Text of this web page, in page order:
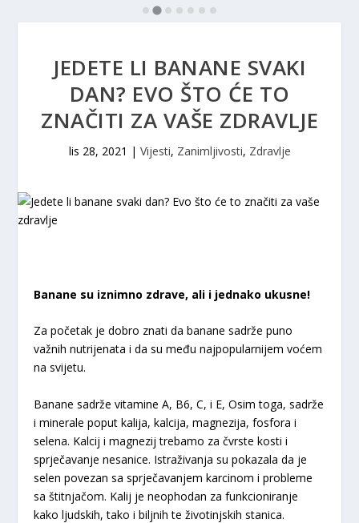
JEDETE LI BANANE SVAKI
DAN? EVO ŠTO ĆE TO
ZNAČITI ZA VAŠE ZDRAVLJE
lis 28, 2021 | Vijesti, Zanimljivosti, Zdravlje
Banane su iznimno zdrave, ali i jednako ukusne!
Za početak je dobro znati da banane sadrže puno
važnih nutrijenata i da su među najpopularnijem voćem
na svijetu.
Banane sadrže vitamine A, B6, C, i E, Osim toga, sadrže
i minerale poput kalija, kalcija, magnezija, fosfora i
selena. Kalcij i magnezij trebamo za čvrste kosti i
sprječavanje nesanice. Istraživanja su pokazala da je
selen povezan sa sprječavanjem karcinom i probleme
sa štitnjačom. Kalij je neophodan za funkcioniranje
kako ljudskih, tako i biljnih te životinjskih stanica.